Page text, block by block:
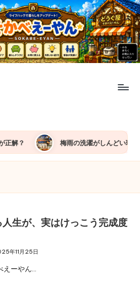
？ 梅雨の洗濯がしんどい理由｜
生が、実はけっこう完成度
年11月25日
えーやん…